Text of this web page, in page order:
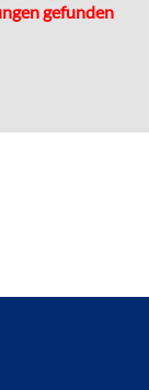
gefunden